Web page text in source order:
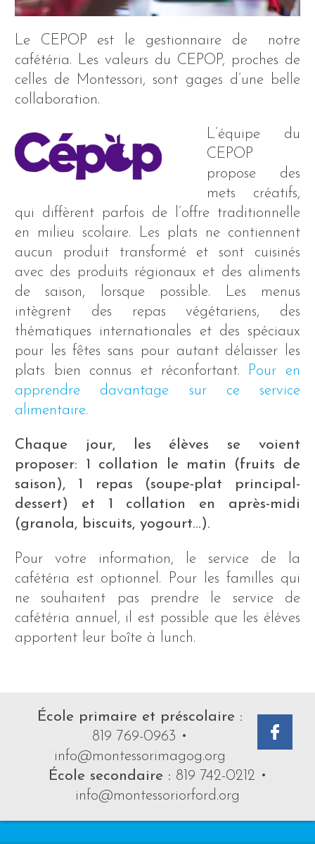
Le CEPOP est le gestionnaire de notre
cafétéria. Les valeurs du CEPOP, proches de
celles de Montessori, sont gages d’une belle
collaboration.
L’équipe du
CEPOP
propose des
mets créatifs,
qui diffèrent parfois de l’offre traditionnelle
en milieu scolaire. Les plats ne contiennent
aucun produit transformé et sont cuisinés
avec des produits régionaux et des aliments
de saison, lorsque possible. Les menus
intègrent des repas végétariens, des
thématiques internationales et des spéciaux
pour les fêtes sans pour autant délaisser les
plats bien connus et réconfortant. Pour en
apprendre davantage sur ce service
alimentaire.
Chaque jour, les élèves se voient
proposer: 1 collation le matin (fruits de
saison), 1 repas (soupe-plat principal-
dessert) et 1 collation en après-midi
(granola, biscuits, yogourt…).
Pour votre information, le service de la
cafétéria est optionnel. Pour les familles qui
ne souhaitent pas prendre le service de
cafétéria annuel, il est possible que les éléves
apportent leur boîte à lunch.
École primaire et préscolaire :
819 769-0963 •
info@montessorimagog.org
École secondaire : 819 742-0212 •
info@montessoriorford.org